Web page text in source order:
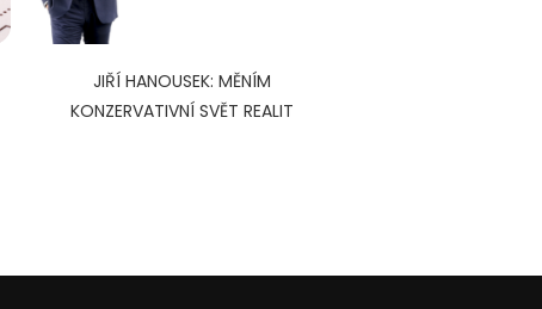
JIŘÍ HANOUSEK: MĚNÍM
KONZERVATIVNÍ SVĚT REALIT